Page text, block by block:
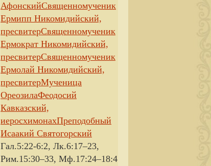
АфонскийСвященномученик
Ермипп Никомидийский,
пресвитерСвященномученик
Ермократ Никомидийский,
пресвитерСвященномученик
Ермолай Никомидийский,
пресвитерМученица
ОреозилаФеодосий
Кавказский,
иеросхимонахПреподобный
Исаакий Святогорский
Гал.5:22-6:2, Лк.6:17–23,
Рим.15:30–33, Мф.17:24–18:4